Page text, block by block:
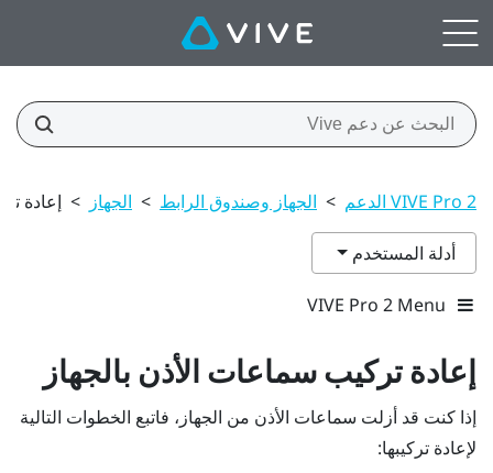
VIVE Pro 2 الدعم > الجهاز وصندوق الرابط > الجهاز > إعادة
أدلة المستخدم
VIVE Pro 2 Menu
إعادة تركيب سماعات الأذن بالجهاز
إذا كنت قد أزلت سماعات الأذن من الجهاز، فاتبع الخطوات التالية
لإعادة تركيبها: